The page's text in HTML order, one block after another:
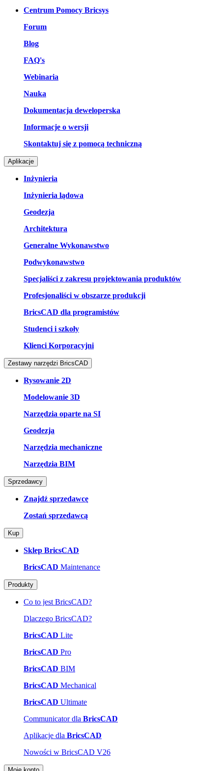
Centrum Pomocy Bricsys
Forum
Blog
FAQ's
Webinaria
Nauka
Dokumentacja deweloperska
Informacje o wersji
Skontaktuj się z pomocą techniczną
Aplikacje
Inżynieria
Inżynieria lądowa
Geodezja
Architektura
Generalne Wykonawstwo
Podwykonawstwo
Specjaliści z zakresu projektowania produktów
Profesjonaliści w obszarze produkcji
BricsCAD dla programistów
Studenci i szkoły
Klienci Korporacyjni
Zestawy narzędzi BricsCAD
Rysowanie 2D
Modelowanie 3D
Narzędzia oparte na SI
Geodezja
Narzędzia mechaniczne
Narzędzia BIM
Sprzedawcy
Znajdź sprzedawcę
Zostań sprzedawcą
Kup
Sklep BricsCAD
BricsCAD Maintenance
Produkty
Co to jest BricsCAD?
Dlaczego BricsCAD?
BricsCAD Lite
BricsCAD Pro
BricsCAD BIM
BricsCAD Mechanical
BricsCAD Ultimate
Communicator dla BricsCAD
Aplikacje dla BricsCAD
Nowości w BricsCAD V26